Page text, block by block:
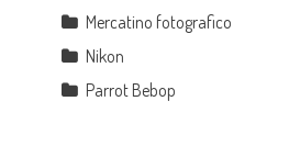
Mercatino fotografico
Nikon
Parrot Bebop